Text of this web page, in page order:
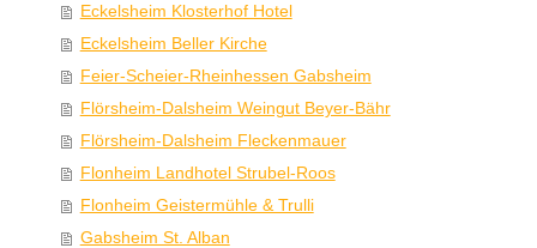
Eckelsheim Klosterhof Hotel
Eckelsheim Beller Kirche
Feier-Scheier-Rheinhessen Gabsheim
Flörsheim-Dalsheim Weingut Beyer-Bähr
Flörsheim-Dalsheim Fleckenmauer
Flonheim Landhotel Strubel-Roos
Flonheim Geistermühle & Trulli
Gabsheim St. Alban